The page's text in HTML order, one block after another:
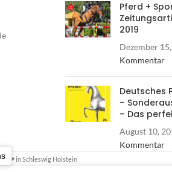
Pferd +
2019
Dezember
Kommentar
Deutsches
–
– Das
August 10,
Kommentar
❤ in Schleswig Holstein